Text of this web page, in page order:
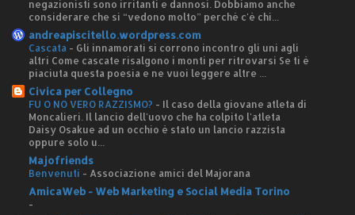
negazionisti sono irritanti e dannosi. Dobbiamo anche
considerare che si “vedono molto” perché c'è chi...
andreapiscitello.wordpress.com
Cascata - Gli innamorati si corrono incontro gli uni agli
altri Come cascate risalgono i monti per ritrovarsi Se ti è
piaciuta questa poesia e ne vuoi leggere altre ...
Civica per Collegno
FU O NO VERO RAZZISMO? - Il caso della giovane atleta di
Moncalieri. Il lancio dell'uovo che ha colpito l'atleta
Daisy Osakue ad un occhio è stato un lancio razzista
oppure solo u...
Majofriends
Benvenuti - Associazione amici del Majorana
AmicaWeb - Web Marketing e Social Media Torino
-